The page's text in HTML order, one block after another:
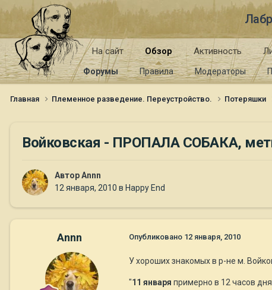
На сайт Обзор
Форумы Правила Модераторы
Активность
Главная Племенное разведение. Переустройство. Потеряшки
Войковская - ПРОПАЛА СОБАКА,
АвторAnnn
12 января, 2010 в Happy End
Annn Опубликовано 12 января, 2010
У хороших знакомых в р-не м.
"11 января примерно в 12 часов